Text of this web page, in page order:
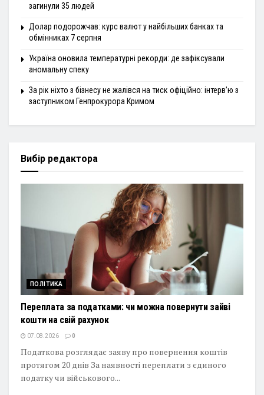
загинули 35 людей
Долар подорожчав: курс валют у найбільших банках та
обмінниках 7 серпня
Україна оновила температурні рекорди: де зафіксували
аномальну спеку
За рік ніхто з бізнесу не жалівся на тиск офіційно: інтерв’ю з
заступником Генпрокурора Кримом
Вибір редактора
ПОЛІТИКА
Переплата за податками: чи можна повернути зайві
кошти на свій рахунок
07.08.2026 0
Податкова розглядає заяву про повернення коштів
протягом 20 днів За наявності переплати з єдиного
податку чи військового...